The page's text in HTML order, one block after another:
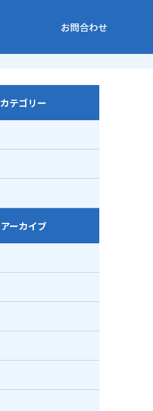
お問合わせ
カテゴリー
アーカイブ